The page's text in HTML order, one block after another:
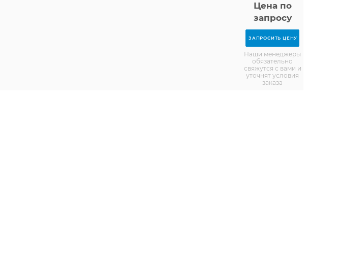
Цена по
запросу
ЗАПРОСИТЬ ЦЕНУ
Наши менеджеры
обязательно
свяжутся с вами и
уточнят условия
заказа